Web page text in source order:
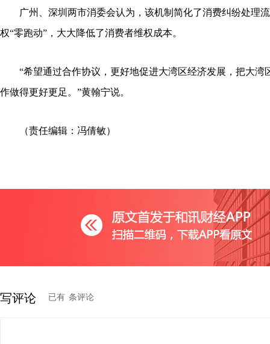
广州、深圳两市消委会认为，该机制简化了消费纠纷处理
权“零跑动”，大大降低了消费者维权成本。
“希望通过合作协议，更好地促进大湾区经济发展，把大湾
作做得更好更足。”黄翰宁说。
（责任编辑：冯倩敏）
写评论 已有 条评论